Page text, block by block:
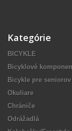
Kategórie
BICYKLE
Bicyklové
Bicykle pre seniorov
Okuliare
Chrániče
Odrážadlá